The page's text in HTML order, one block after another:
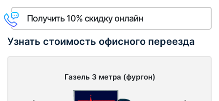
Получить 10% скидку онлайн
Узнать стоимость офисного переезда
Газель 3 метра (фургон)